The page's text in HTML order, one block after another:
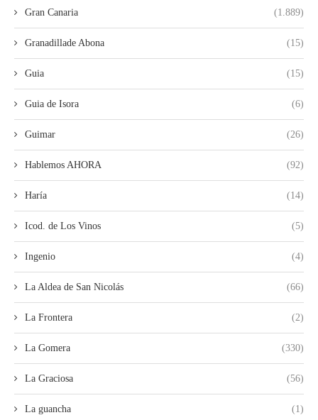
Gran Canaria (1.889)
Granadillade Abona (15)
Guia (15)
Guia de Isora (6)
Guimar (26)
Hablemos AHORA (92)
Haría (14)
Icod. de Los Vinos (5)
Ingenio (4)
La Aldea de San Nicolás (66)
La Frontera (2)
La Gomera (330)
La Graciosa (56)
La guancha (1)